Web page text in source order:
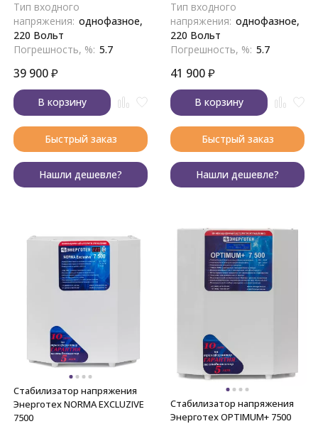
Тип входного
напряжения: однофазное,
220 Вольт
Погрешность, %: 5.7
39 900₽
В корзину
Быстрый заказ
Нашли дешевле?
Тип входного
напряжения: однофазное,
220 Вольт
Погрешность, %: 5.7
41 900₽
В корзину
Быстрый заказ
Нашли дешевле?
Стабилизатор напряжения
Энерготех NORMA EXCLUZIVE
7500
Стабилизатор напряжения
Энерготех OPTIMUM+ 7500